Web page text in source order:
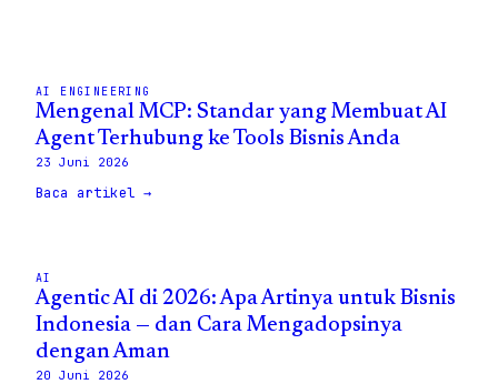
AI ENGINEERING
Mengenal MCP: Standar yang Membuat AI
Agent Terhubung ke Tools Bisnis Anda
23 Juni 2026
Baca artikel →
AI
Agentic AI di 2026: Apa Artinya untuk Bisnis
Indonesia — dan Cara Mengadopsinya
dengan Aman
20 Juni 2026